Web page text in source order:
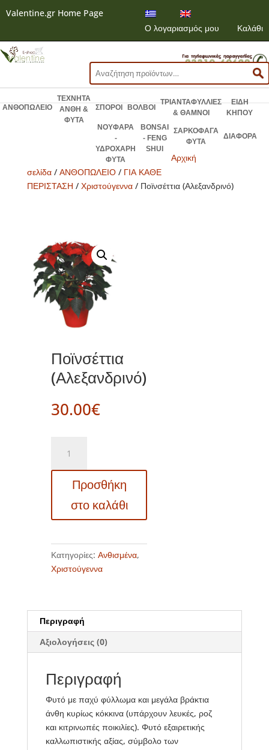
Valentine.gr Home Page
Ο λογαριασμός μου
Καλάθι
Αναζήτηση
για:
ΑΝΘΟΠΩΛΕΙΟ
ΤΕΧΝΗΤΑ
ΑΝΘΗ &
ΦΥΤΑ
ΣΠΟΡΟΙ ΒΟΛΒΟΙ
ΤΡΙΑΝΤΑΦΥΛΛΙΕΣ
& ΘΑΜΝΟΙ
ΕΙΔΗ
ΚΗΠΟΥ
ΝΟΥΦΑΡΑ
-
ΥΔΡΟΧΑΡΗ
ΦΥΤΑ
BONSAI
- FENG
SHUI
ΣΑΡΚΟΦΑΓΑ
ΦΥΤΑ
ΔΙΑΦΟΡΑ
Αρχική
σελίδα/ ΑΝΘΟΠΩΛΕΙΟ/ ΓΙΑ ΚΑΘΕ
ΠΕΡΙΣΤΑΣΗ / Χριστούγεννα/ Ποϊνσέττια (Αλεξανδρινό)
Ποϊνσέττια
(Αλεξανδρινό)
30.00€
(Αλεξανδρινό)
ποσότητα
Προσθήκη
στο καλάθι
Κατηγορίες: Ανθισμένα,
Χριστούγεννα
Περιγραφή
Αξιολογήσεις (0)
Περιγραφή
Φυτό με παχύ φύλλωμα και μεγάλα βράκτια
άνθη κυρίως κόκκινα (υπάρχουν λευκές, ροζ
και κιτρινωπές ποικιλίες). Φυτό εξαιρετικής
καλλωπιστικής αξίας, σύμβολο των